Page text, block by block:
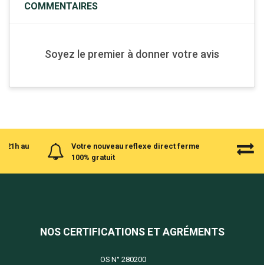
COMMENTAIRES
Soyez le premier à donner votre avis
21h au
Votre nouveau reflexe direct ferme
100% gratuit
NOS CERTIFICATIONS ET AGRÉMENTS
OS N° 280200